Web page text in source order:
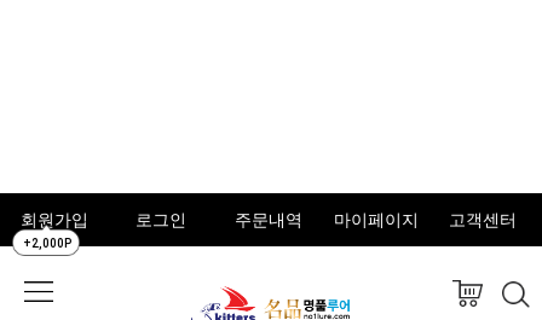
회원가입
+2,000P
로그인 주문내역 마이페이지 고객센터